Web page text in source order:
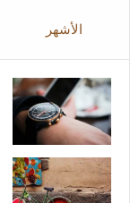
الأشهر